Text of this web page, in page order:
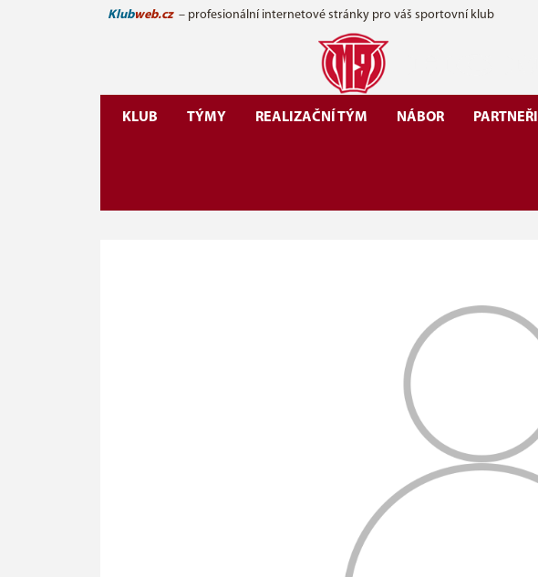
Klubweb.cz – profesionální internetové stránky pro váš sportovní klub
KLUB TÝMY REALIZAČNÍ TÝM NÁBOR PARTNEŘI